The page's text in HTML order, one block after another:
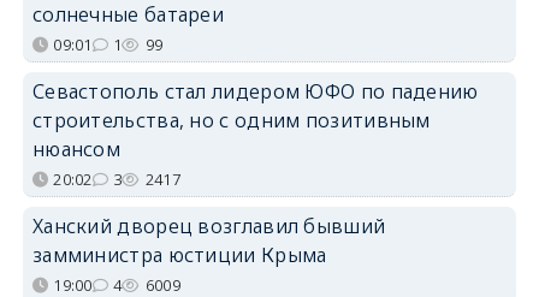
солнечные батареи
09:01 1 99
Севастополь стал лидером ЮФО по падению
строительства, но с одним позитивным
нюансом
20:02 3 2417
Ханский дворец возглавил бывший
замминистра юстиции Крыма
19:00 4 6009